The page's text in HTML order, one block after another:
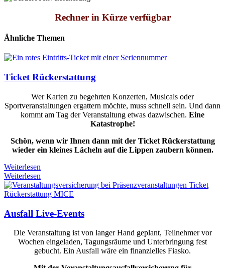
Rechner in Kürze verfügbar
Ähnliche Themen
Ticket Rückerstattung
Wer Karten zu begehrten Konzerten, Musicals oder
Sportveranstaltungen ergattern möchte, muss schnell sein. Und dann
kommt am Tag der Veranstaltung etwas dazwischen. Eine
Katastrophe!
Schön, wenn wir Ihnen dann mit der Ticket Rückerstattung
wieder ein kleines Lächeln auf die Lippen zaubern können.
Weiterlesen
Weiterlesen
Ausfall Live-Events
Die Veranstaltung ist von langer Hand geplant, Teilnehmer vor
Wochen eingeladen, Tagungsräume und Unterbringung fest
gebucht. Ein Ausfall wäre ein finanzielles Fiasko.